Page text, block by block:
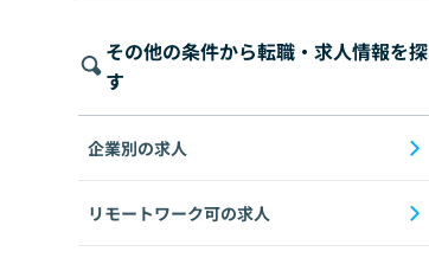
その他の条件から転職・求人情報を探
す
企業別の求人
リモートワーク可の求人